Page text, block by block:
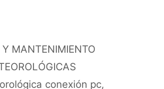
MANTENIMIENTO
conexión pc,